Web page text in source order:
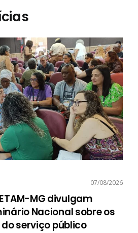
07/08/2026
MG divulgam
Nacional sobre os
serviço público